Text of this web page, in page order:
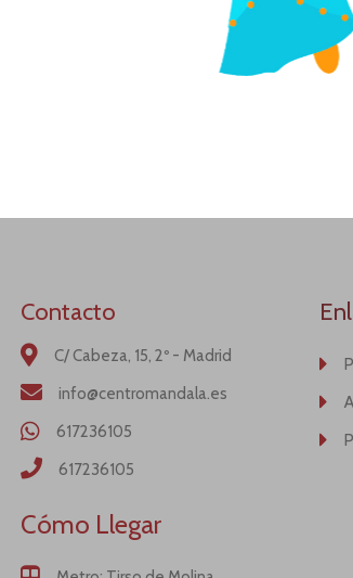
Contacto
C/ Cabeza, 15, 2º - Madrid
info@centromandala.es
617236105
617236105
Cómo Llegar